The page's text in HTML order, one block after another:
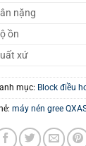
nặng
ồn
xứ
mục: Block điều
máy nén gree